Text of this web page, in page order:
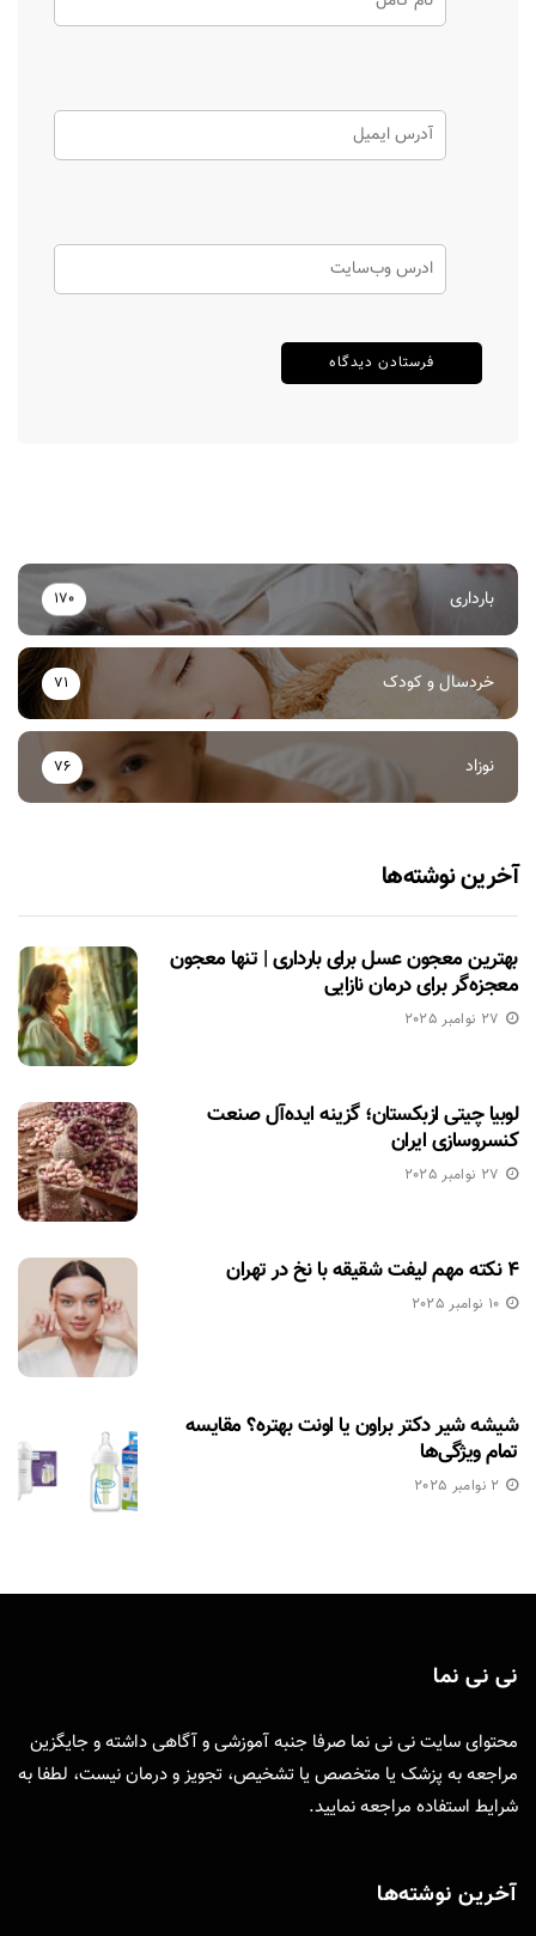
بارداری 170
خردسال و کودک 71
نوزاد 76
آخرین نوشته‌ها
بهترین معجون عسل برای بارداری | تنها معجون
معجزه‌گر برای درمان نازایی
27 نوامبر 2025
لوبیا چیتی ازبکستان؛ گزینه ایده‌آل صنعت
کنسروسازی ایران
27 نوامبر 2025
۴ نکته مهم لیفت شقیقه با نخ در تهران
10 نوامبر 2025
شیشه شیر دکتر براون یا اونت بهتره؟ مقایسه
تمام ویژگی‌ها
2 نوامبر 2025
نی نی نما
محتوای سایت نی نی نما صرفا جنبه آموزشی و آگاهی داشته و جایگزین
مراجعه به پزشک یا متخصص یا تشخیص، تجویز و درمان نیست، لطفا به
شرایط استفاده مراجعه نمایید.
آخرین نوشته‌ها